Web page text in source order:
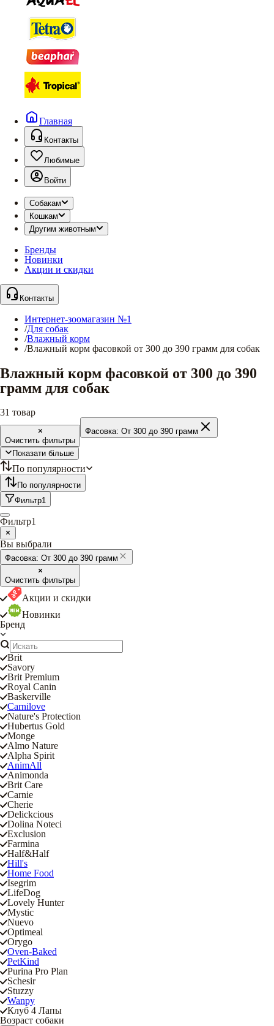
Главная
Контакты
Любимые
Войти
Собакам
Кошкам
Другим животным
Бренды
Новинки
Акции и скидки
Контакты
Интернет-зоомагазин №1
/Для собак
/Влажный корм
/Влажный корм фасовкой от 300 до 390 грамм для собак
Влажный корм фасовкой от 300 до 390
грамм для собак
31 товар
Очистить фильтры
Фасовка: От 300 до 390 грамм
Показати більше
По популярности
По популярности
Фильтр1
Фильтр1
Вы выбрали
Фасовка: От 300 до 390 грамм
Очистить фильтры
Акции и скидки
Новинки
Бренд
Brit
Savory
Brit Premium
Royal Canin
Baskerville
Carnilove
Nature's Protection
Hubertus Gold
Monge
Almo Nature
Alpha Spirit
AnimAll
Animonda
Brit Care
Carnie
Cherie
Delickcious
Dolina Noteci
Exclusion
Farmina
Half&Half
Hill's
Home Food
Isegrim
LifeDog
Lovely Hunter
Mystic
Nuevo
Optimeal
Orygo
Oven-Baked
PetKind
Purina Pro Plan
Schesir
Stuzzy
Wanpy
Клуб 4 Лапы
Возраст собаки